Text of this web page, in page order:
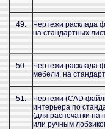
49.
Чертежи расклада
на стандартных
50.
Чертежи расклада
мебели, на
51.
Чертежи (CAD
интерьера по
(для распечатки на
или ручным